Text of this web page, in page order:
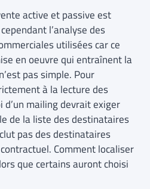
active et passive est
l’analyse des
utilisées car ce
en oeuvre qui entraînent la
pas simple. Pour
à la lecture des
d’un mailing devrait exiger
de la liste des destinataires
pas des destinataires
Comment localiser
que certains auront choisi